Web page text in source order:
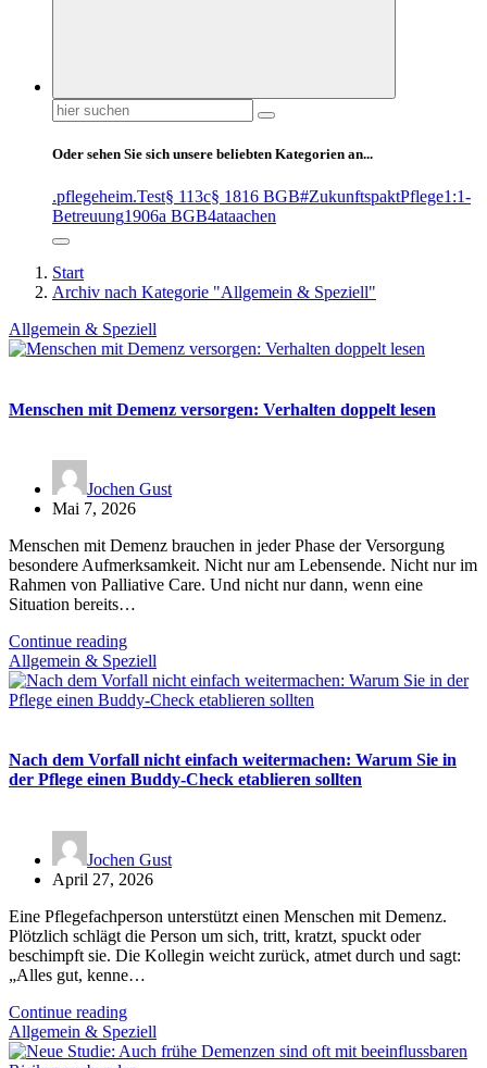
Suchen
nach:
Oder sehen Sie sich unsere beliebten Kategorien an...
.pflegeheim.Test§ 113c§ 1816 BGB#ZukunftspaktPflege1:1-
Betreuung1906a BGB4ataachen
Start
Archiv nach Kategorie "Allgemein & Speziell"
Allgemein & Speziell
Menschen mit Demenz versorgen: Verhalten doppelt lesen
Jochen Gust
Mai 7, 2026
Menschen mit Demenz brauchen in jeder Phase der Versorgung
besondere Aufmerksamkeit. Nicht nur am Lebensende. Nicht nur im
Rahmen von Palliative Care. Und nicht nur dann, wenn eine
Situation bereits…
Continue reading
Allgemein & Speziell
Nach dem Vorfall nicht einfach weitermachen: Warum Sie in
der Pflege einen Buddy-Check etablieren sollten
Jochen Gust
April 27, 2026
Eine Pflegefachperson unterstützt einen Menschen mit Demenz.
Plötzlich schlägt die Person um sich, tritt, kratzt, spuckt oder
beschimpft sie. Die Kollegin weicht zurück, atmet durch und sagt:
„Alles gut, kenne…
Continue reading
Allgemein & Speziell